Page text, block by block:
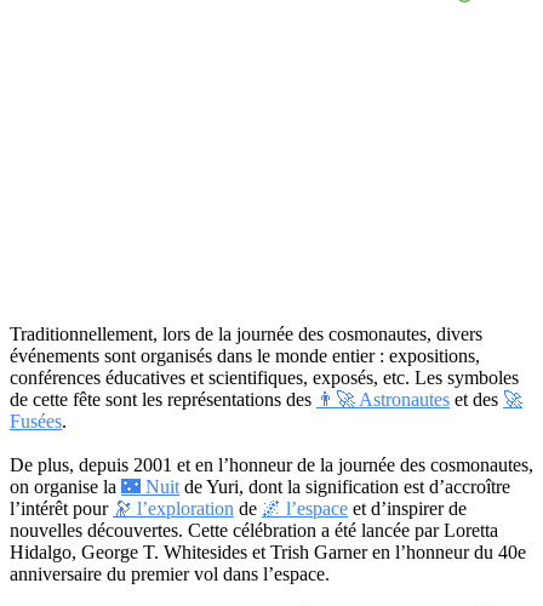
Traditionnellement, lors de la journée des cosmonautes, divers
événements sont organisés dans le monde entier : expositions,
conférences éducatives et scientifiques, exposés, etc. Les symboles
de cette fête sont les représentations des 👨‍🚀 Astronautes et des 🚀
Fusées.
De plus, depuis 2001 et en l’honneur de la journée des cosmonautes,
on organise la 🌃 Nuit de Yuri, dont la signification est d’accroître
l’intérêt pour 🔭 l’exploration de 🌌 l’espace et d’inspirer de
nouvelles découvertes. Cette célébration a été lancée par Loretta
Hidalgo, George T. Whitesides et Trish Garner en l’honneur du 40e
anniversaire du premier vol dans l’espace.